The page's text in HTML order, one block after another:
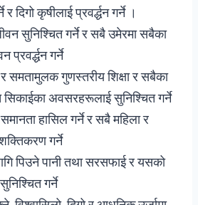
दिगो कृषीलाई प्रवर्द्धन गर्ने ।
सुनिश्चित गर्ने र सबै उमेरमा सबैका
प्रवर्द्धन गर्ने
समतामुलक गुणस्तरीय शिक्षा र सबैका
सिकाईका अवसरहरूलाई सुनिश्चित गर्ने
हासिल गर्ने र सबै महिला र
गर्ने
पिउने पानी तथा सरसफाई र यसको
गर्ने